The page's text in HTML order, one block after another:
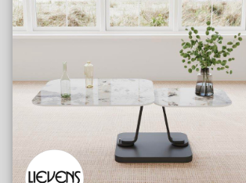
Meubles Rangements et Bureaux
Sellettes et Consoles
Tables